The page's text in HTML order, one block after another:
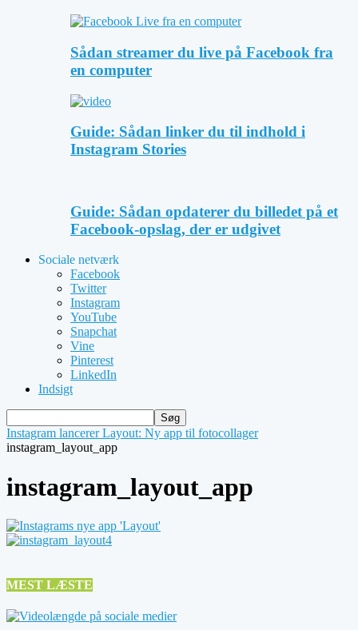
Sådan streamer du live på Facebook fra
en computer
Guide: Sådan linker du til indhold i
Instagram Stories
Guide: Sådan opdaterer du billedet på et
Facebook-opslag, der er udgivet
Sociale netværk
Facebook
Twitter
Instagram
YouTube
Snapchat
Vine
Pinterest
LinkedIn
Indsigt
Instagram lancerer Layout: Ny app til fotocollager
instagram_layout_app
instagram_layout_app
MEST LÆSTE